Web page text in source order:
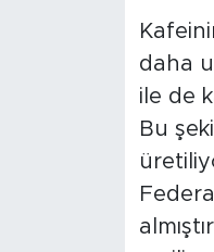
daha
ile de
Bu